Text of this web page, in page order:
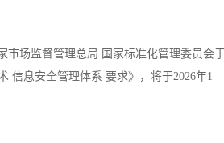
监督管理总局 国家标准化管理委员会于
信息安全管理体系 要求》，将于2026年1